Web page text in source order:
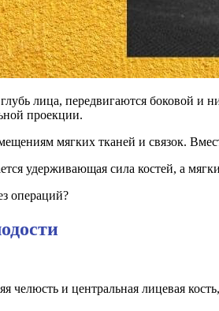
лица, передвигаются боковой и
проекции.
мягких тканей и связок.
удерживающая сила костей, а
операций?
челюсть и центральная лицевая